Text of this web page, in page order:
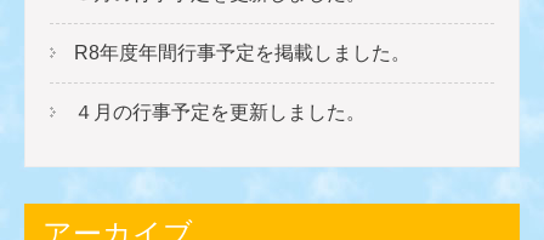
R8年度年間行事予定を掲載しました。
４月の行事予定を更新しました。